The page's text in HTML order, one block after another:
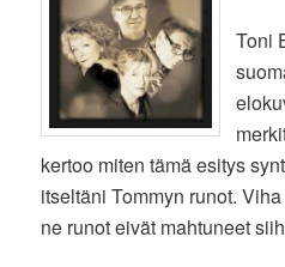
Toni
kertoo miten tämä esitys
itseltäni Tommyn runot.
ne runot eivät mahtuneet